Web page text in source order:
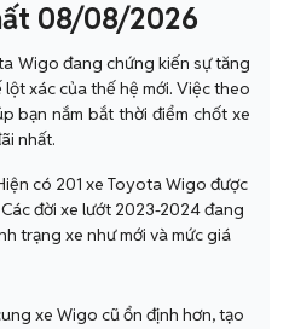
08/08/2026
Wigo đang chứng kiến sự tăng
xác của thế hệ mới. Việc theo
bạn nắm bắt thời điểm chốt xe
nhất.
có 201 xe Toyota Wigo được
đời xe lướt 2023-2024 đang
trạng xe như mới và mức giá
xe Wigo cũ ổn định hơn, tạo